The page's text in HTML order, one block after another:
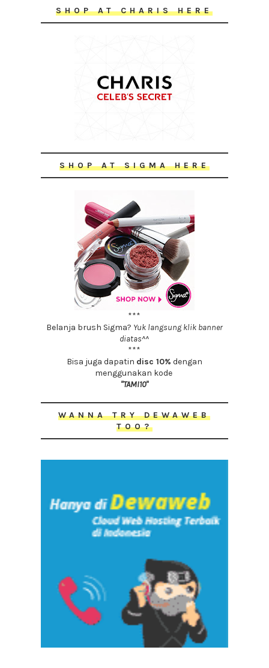
SHOP AT CHARIS HERE
SHOP AT SIGMA HERE
***
Belanja brush Sigma? Yuk langsung klik banner
diatas^^
***
Bisa juga dapatin disc 10% dengan
menggunakan kode
"TAMI10"
WANNA TRY DEWAWEB
TOO?